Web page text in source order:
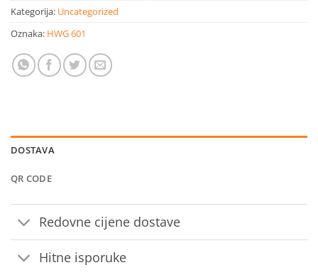
Kategorija: Uncategorized
Oznaka: HWG 601
DOSTAVA
QR CODE
Redovne cijene dostave
Hitne isporuke